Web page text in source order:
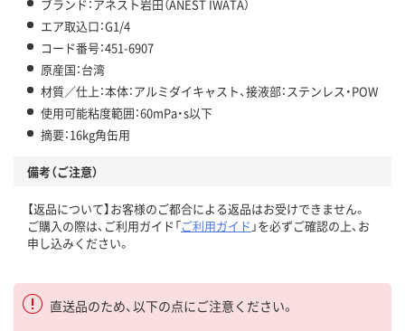
ブランド：アネスト岩田（ANEST IWATA）
エア取込口：G1/4
コード番号：451-6907
原産国：台湾
材質／仕上：本体：アルミダイキャスト、接液部：ステンレス・POW
使用可能粘度範囲：60mPa・s以下
摘要：16kg角缶用
備考（ご注意）
【返品について】お客様のご都合による返品はお受けできません。
ご購入の際は、ご利用ガイド「ご利用ガイド 」を必ずご確認の上、お
申し込みください。
直送品のため、以下の点にご注意ください。